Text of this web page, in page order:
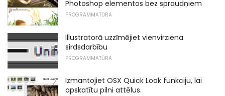
Photoshop elementos bez spraudņiem
PROGRAMMATŪRA
Illustratorā uzzīmējiet vienvirziena
sirdsdarbību
PROGRAMMATŪRA
Izmantojiet OSX Quick Look funkciju, lai
apskatītu pilni attēlus.